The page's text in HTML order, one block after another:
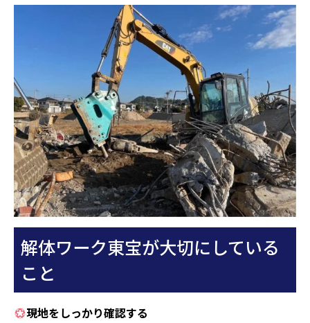
解体ワーク東宝が大切にしている
こと
現地をしっかり確認する